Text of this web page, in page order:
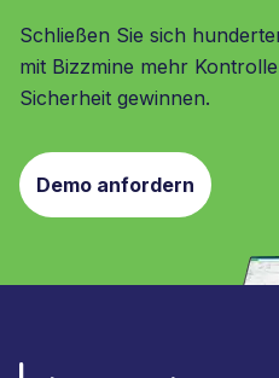
Schließen Sie sich
mit Bizzmine mehr
Sicherheit gewinnen.
Demo anfordern